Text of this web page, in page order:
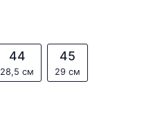
44
28,5 см
45
29 см